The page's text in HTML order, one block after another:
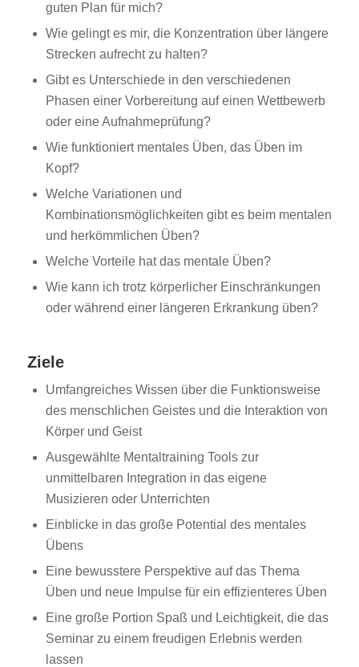
guten Plan für mich?
Wie gelingt es mir, die Konzentration über längere
Strecken aufrecht zu halten?
Gibt es Unterschiede in den verschiedenen
Phasen einer Vorbereitung auf einen Wettbewerb
oder eine Aufnahmeprüfung?
Wie funktioniert mentales Üben, das Üben im
Kopf?
Welche Variationen und
Kombinationsmöglichkeiten gibt es beim mentalen
und herkömmlichen Üben?
Welche Vorteile hat das mentale Üben?
Wie kann ich trotz körperlicher Einschränkungen
oder während einer längeren Erkrankung üben?
Ziele
Umfangreiches Wissen über die Funktionsweise
des menschlichen Geistes und die Interaktion von
Körper und Geist
Ausgewählte Mentaltraining Tools zur
unmittelbaren Integration in das eigene
Musizieren oder Unterrichten
Einblicke in das große Potential des mentales
Übens
Eine bewusstere Perspektive auf das Thema
Üben und neue Impulse für ein effizienteres Üben
Eine große Portion Spaß und Leichtigkeit, die das
Seminar zu einem freudigen Erlebnis werden
lassen